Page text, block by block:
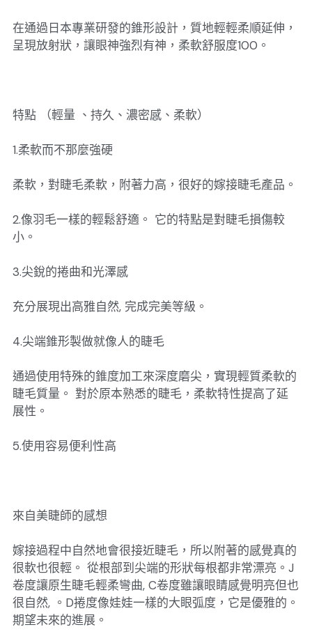
在通過日本專業研發的錐形設計，質地輕輕柔順延伸，
呈現放射狀，讓眼神強烈有神，柔軟舒服度100。
特點 （輕量 、持久、濃密感、柔軟）
1.柔軟而不那麼強硬
柔軟，對睫毛柔軟，附著力高，很好的嫁接睫毛產品。
2.像羽毛一樣的輕鬆舒適。 它的特點是對睫毛損傷較
小。
3.尖銳的捲曲和光澤感
充分展現出高雅自然, 完成完美等級。
4.尖端錐形製做就像人的睫毛
通過使用特殊的錐度加工來深度磨尖，實現輕質柔軟的
睫毛質量。 對於原本熟悉的睫毛，柔軟特性提高了延
展性。
5.使用容易便利性高
來自美睫師的感想
嫁接過程中自然地會很接近睫毛，所以附著的感覺真的
很軟也很輕。 從根部到尖端的形狀每根都非常漂亮。J
卷度讓原生睫毛輕柔彎曲, C卷度雖讓眼睛感覺明亮但也
很自然, 。D捲度像娃娃一樣的大眼弧度，它是優雅的。
期望未來的進展。